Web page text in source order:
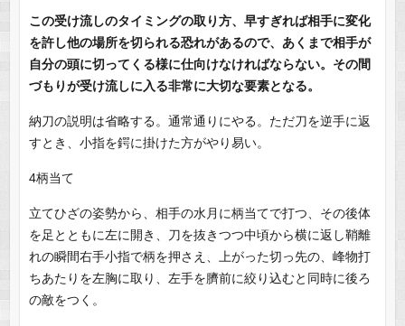
この受け流しのタイミングの取り方、早すぎれば相手に変化
を許し他の場所を切られる恐れがあるので、あくまで相手が
自分の頭に切ってくる様に仕向けなければならない。その間
づもりが受け流しに入る非常に大切な要素となる。
納刀の説明は省略する。通常通りにやる。ただ刀を逆手に返
すとき、小指を鍔に掛けた方がやり易い。
4柄当て
立てひざの姿勢から、相手の水月に柄当てで打つ、その後体
を足とともに左に開き、刀を抜きつつ中頃から横に返し鞘離
れの瞬間右手小指で柄を押さえ、上がった切っ先の、峰物打
ちあたりを左胸に取り、左手を臍前に絞り込むと同時に後ろ
の敵をつく。